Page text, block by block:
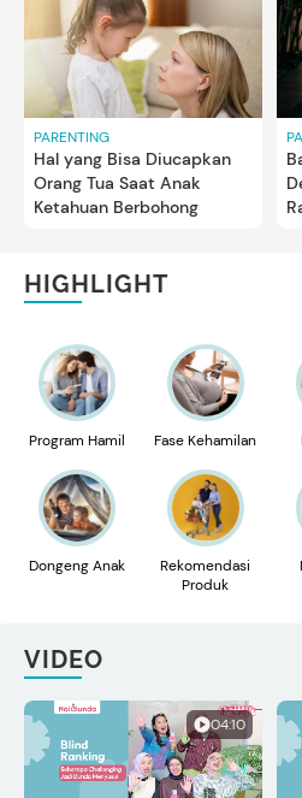
PARENTING
Hal yang Bisa Diucapkan
Orang Tua Saat Anak
Ketahuan Berbohong
HIGHLIGHT
Program Hamil Fase Kehamilan
Dongeng Anak
Rekomendasi
Produk
VIDEO
04:10